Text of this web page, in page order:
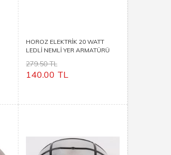
HOROZ ELEKTRİK 20 WATT
LEDLİ NEMLİ YER ARMATÜRÜ
279.50 TL
140.00 TL